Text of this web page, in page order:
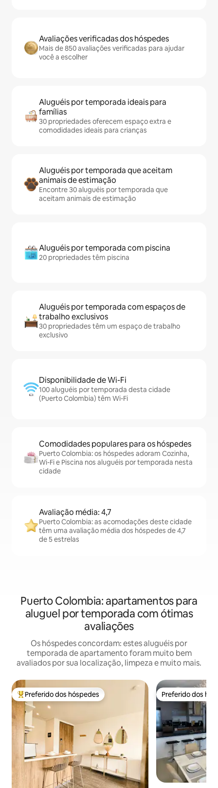
Avaliações verificadas dos hóspedes
Mais de 850 avaliações verificadas para ajudar
você a escolher
Aluguéis por temporada ideais para
famílias
30 propriedades oferecem espaço extra e
comodidades ideais para crianças
Aluguéis por temporada que aceitam
animais de estimação
Encontre 30 aluguéis por temporada que
aceitam animais de estimação
Aluguéis por temporada com piscina
20 propriedades têm piscina
Aluguéis por temporada com espaços de
trabalho exclusivos
30 propriedades têm um espaço de trabalho
exclusivo
Disponibilidade de Wi-Fi
100 aluguéis por temporada desta cidade
(Puerto Colombia) têm Wi-Fi
Comodidades populares para os hóspedes
Puerto Colombia: os hóspedes adoram Cozinha,
Wi-Fi e Piscina nos aluguéis por temporada nesta
cidade
Avaliação média: 4,7
Puerto Colombia: as acomodações deste cidade
têm uma avaliação média dos hóspedes de 4,7
de 5 estrelas
Puerto Colombia: apartamentos para
aluguel por temporada com ótimas
avaliações
Os hóspedes concordam: estes aluguéis por
temporada de apartamento foram muito bem
avaliados por sua localização, limpeza e muito mais.
Entre os melhores preferidos dos hóspedes
Preferido dos hóspedes Preferido dos
Preferido dos